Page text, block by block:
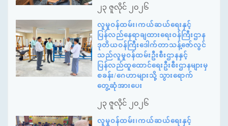
၂၃ ဇူလိုင် ၂၀၂၆
လူမှုဝန်ထမ်း၊ကယ်ဆယ်ရေးနှင့်
ပြန်လည်နေရာချထားရေးဝန်ကြီးဌာန
ဒုတိယဝန်ကြီးဒေါက်တာသန့်ဇော်လွင်
သည်လူမှုဝန်ထမ်းဦးစီးဌာနနှင့်
ပြန်လည်ထူထောင်ရေးဦးစီးဌာနများမှ
စခန်း/ဂေဟာများသို့ သွားရောက်
တွေ့ဆုံအားပေး
၂၃ ဇူလိုင် ၂၀၂၆
လူမှုဝန်ထမ်း၊ကယ်ဆယ်ရေးနှင့်